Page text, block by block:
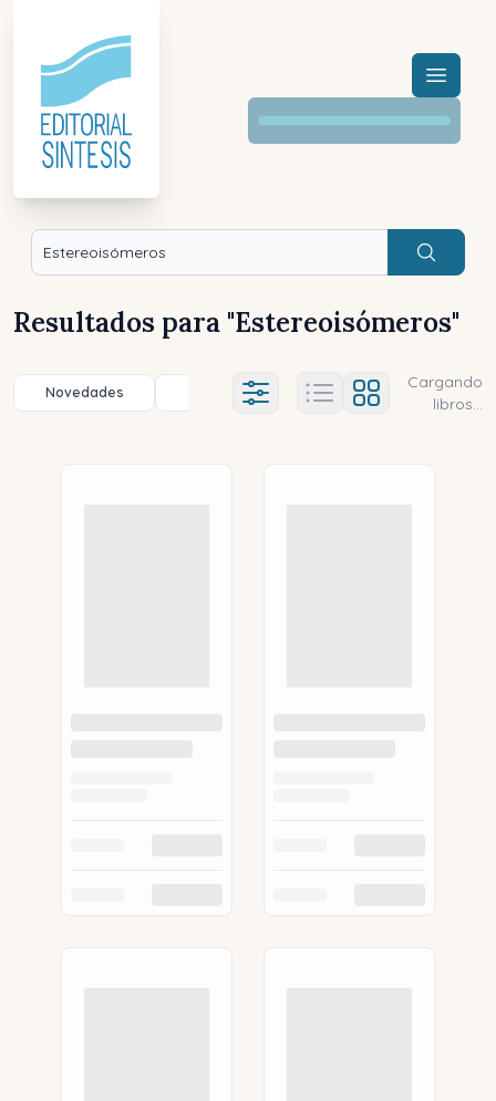
Menú
Buscar
Resultados para "Estereoisómeros"
Novedades Título (a-z) Título (z-a)
Ajustes abierto
Cargando
libros...